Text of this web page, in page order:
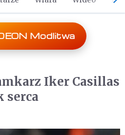
Modlitwa
Iker Casillas
serca